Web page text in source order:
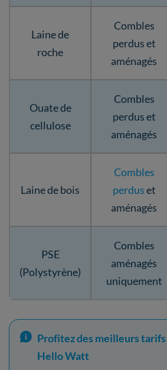
Laine de
roche
Combles
perdus et
aménagés
Ouate de
cellulose
Combles
perdus et
aménagés
Laine de bois
Combles
perduset
aménagés
PSE
(Polystyrène)
Combles
aménagés
uniquement
Profitez des meilleurs tarifs
Hello Watt